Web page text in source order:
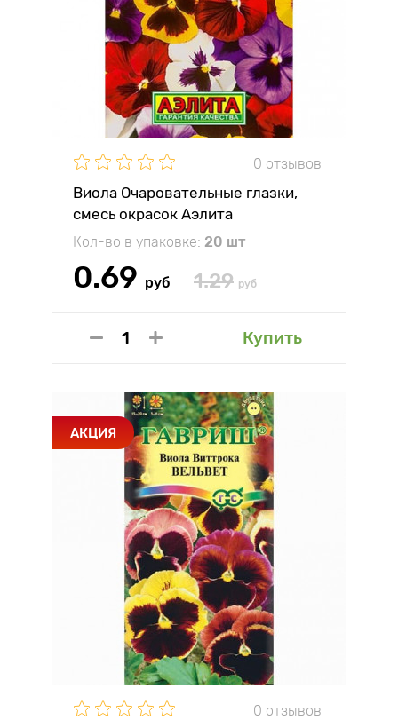
0 отзывов
Виола Очаровательные глазки,
смесь окрасок Аэлита
Кол-во в упаковке: 20 шт
0.69 руб 1.29 руб
Купить
АКЦИЯ
0 отзывов